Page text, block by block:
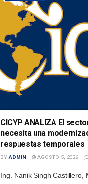
CICYP ANALIZA El
necesita una
respuestas temporales
BY ADMIN AGOSTO 5, 2026
Ing. Nanik Singh Castillero,